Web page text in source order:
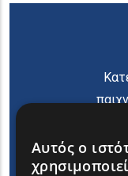
Αυτός ο